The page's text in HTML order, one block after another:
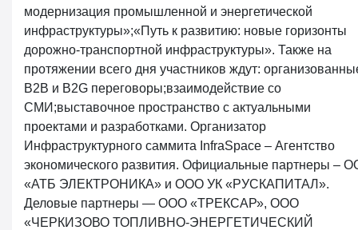
модернизация промышленной и энергетической
инфраструктуры»;«Путь к развитию: новые горизонты
дорожно-транспортной инфраструктуры». Также на
протяжении всего дня участников ждут:
B2B и B2G переговоры;взаимодействие со
СМИ;выставочное пространство с актуальными
проектами и разработками. Организатор
Инфраструктурного саммита InfraSpace – Агентство
экономического развития. Официальные партнеры –
«АТБ ЭЛЕКТРОНИКА» и ООО УК «РУСКАПИТАЛ».
Деловые партнеры — ООО «ТРЕКСАР», ООО
«ЧЕРКИЗОВО ТОПЛИВНО-ЭНЕРГЕТИЧЕСКИЙ